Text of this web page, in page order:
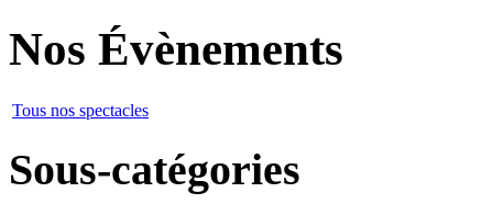
Nos Évènements
Tous nos spectacles
Sous-catégories